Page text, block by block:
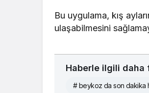
Bu uygulama, kış
ulaşabilmesini
Haberle ilgili daha
# beykoz da son dakika